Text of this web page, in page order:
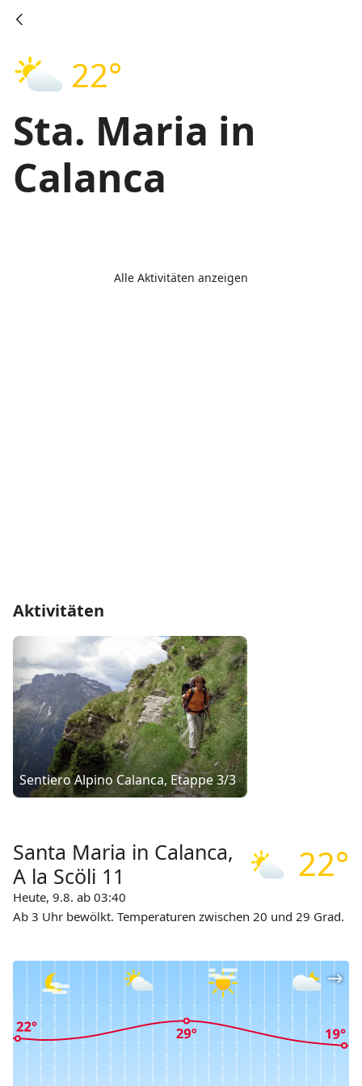
22°
Sta. Maria in
Calanca
Alle Aktivitäten anzeigen
Aktivitäten
Sentiero Alpino Calanca, Etappe 3/3
22°
Santa Maria in Calanca,
A la Scöli 11
Heute, 9.8. ab 03:40
Ab 3 Uhr bewölkt. Temperaturen zwischen 20 und 29 Grad.